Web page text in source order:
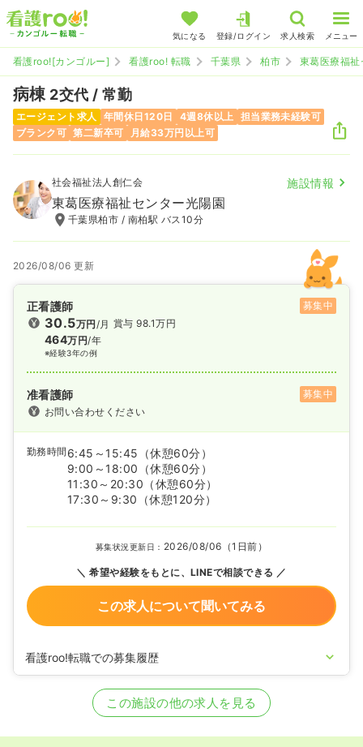
気になる 登録/ログイン 求人検索 メニュー
看護roo![カンゴルー] 看護roo! 転職 千葉県 柏市 東葛医療福
病棟 2交代 / 常勤
エージェント求人 年間休日120日 4週8休以上 担当業務未経験可
ブランク可 第二新卒可 月給33万円以上可
社会福祉法人創仁会 施設情報
東葛医療福祉センター光陽園
千葉県柏市 / 南柏駅 バス10分
2026/08/06 更新
正看護師 募集中
30.5万円/月
464万円/年
※経験3年の例
賞与 98.1万円
准看護師
募集中
お問い合わせください
勤務時間 6:45～15:45
（休憩60分）
9:00～18:00
（休憩60分）
11:30～20:30 （休憩60分）
17:30～9:30
（休憩120分）
募集状況更新日： 2026/08/06（1日前）
希望や経験をもとに、LINEで相談できる
この求人について聞いてみる
看護roo!転職での募集履歴
正看護師を募集中
この施設の他の求人を見る